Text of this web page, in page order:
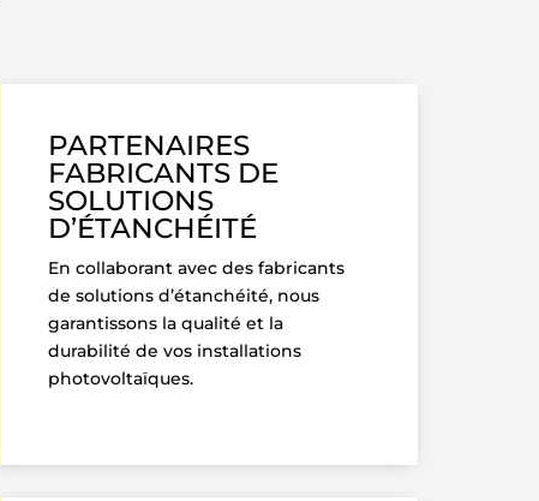
PARTENAIRES
FABRICANTS DE
SOLUTIONS
D’ÉTANCHÉITÉ
En collaborant avec des fabricants
de solutions d’étanchéité, nous
garantissons la qualité et la
durabilité de vos installations
photovoltaïques.